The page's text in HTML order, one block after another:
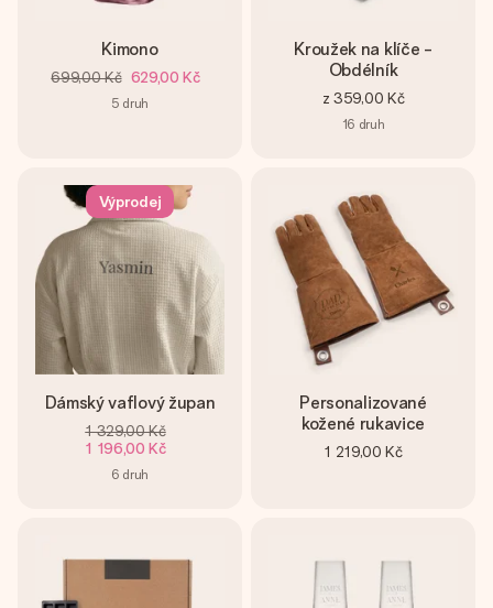
Kimono
699,00 Kč 629,00 Kč
5 druh
Kroužek na klíče -
Obdélník
z 359,00 Kč
16 druh
Výprodej
Dámský vaflový župan
1 329,00 Kč
1 196,00 Kč
6 druh
Personalizované
kožené rukavice
1 219,00 Kč